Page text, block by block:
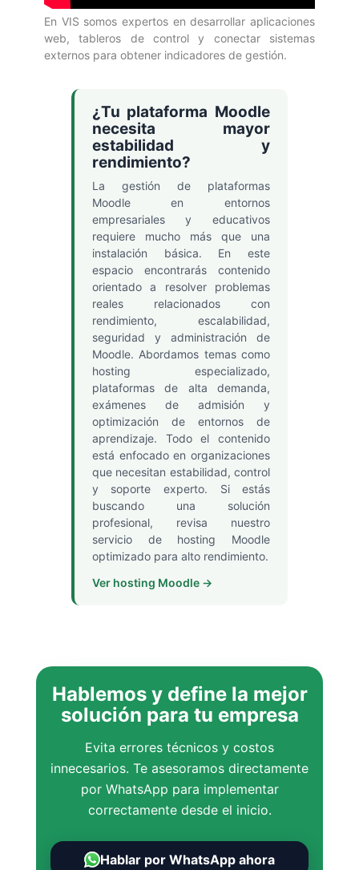
En VIS somos expertos en desarrollar aplicaciones
web, tableros de control y conectar sistemas
externos para obtener indicadores de gestión.
¿Tu plataforma Moodle
necesita mayor
estabilidad y
rendimiento?
La gestión de plataformas
Moodle en entornos
empresariales y educativos
requiere mucho más que una
instalación básica. En este
espacio encontrarás contenido
orientado a resolver problemas
reales relacionados con
rendimiento, escalabilidad,
seguridad y administración de
Moodle. Abordamos temas como
hosting especializado,
plataformas de alta demanda,
exámenes de admisión y
optimización de entornos de
aprendizaje. Todo el contenido
está enfocado en organizaciones
que necesitan estabilidad, control
y soporte experto. Si estás
buscando una solución
profesional, revisa nuestro
servicio de hosting Moodle
optimizado para alto rendimiento.
Ver hosting Moodle →
Hablemos y define la mejor
solución para tu empresa
Evita errores técnicos y costos
innecesarios. Te asesoramos directamente
por WhatsApp para implementar
correctamente desde el inicio.
Hablar por WhatsApp ahora